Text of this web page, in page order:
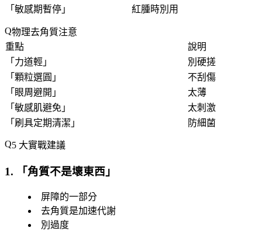
「 敏感期暫停 」 紅腫時別用
物理去角質注意
重點
說明
「 力道輕 」
別硬搓
「 顆粒選圓 」
不刮傷
「 眼周避開 」
太薄
「 敏感肌避免 」
太刺激
「 刷具定期清潔 」 防細菌
5 大實戰建議
1. 「角質不是壞東西 」
屏障的一部分
去角質是加速代謝
別過度